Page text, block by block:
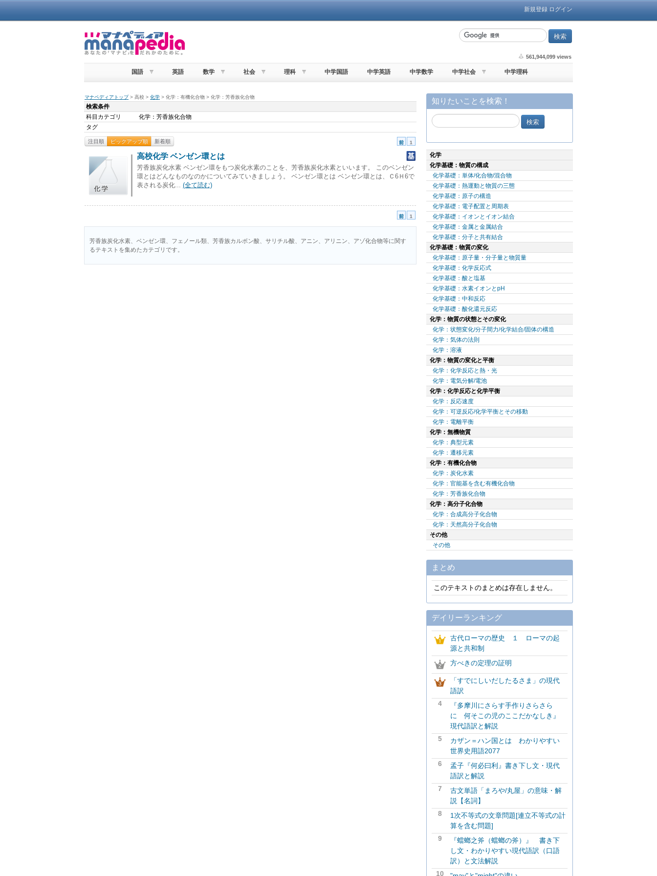
新規登録 ログイン
561,944,099 views
国語 英語 数学 社会 理科 中学国語 中学英語 中学数学 中学社会 中学理科
マナペディアトップ> 高校 > 化学 > 化学：有機化合物 > 化学：芳香族化合物
検索条件
科目カテゴリ
化学：芳香族化合物
タグ
注目順 ピックアップ順 新着順 前 1
高校化学 ベンゼン環とは
芳香族炭化水素 ベンゼン環をもつ炭化水素のことを、芳香族炭化水素といいます。 このベンゼン
環とはどんなものなのかについてみていきましょう。 ベンゼン環とは ベンゼン環とは、Ｃ6Ｈ6で
表される炭化... (全て読む)
前 1
芳香族炭化水素、ベンゼン環、フェノール類、芳香族カルボン酸、サリチル酸、アニン、アリニン、アゾ化合物等に関す
るテキストを集めたカテゴリです。
知りたいことを検索！
化学
化学基礎：物質の構成
化学基礎：単体/化合物/混合物
化学基礎：熱運動と物質の三態
化学基礎：原子の構造
化学基礎：電子配置と周期表
化学基礎：イオンとイオン結合
化学基礎：金属と金属結合
化学基礎：分子と共有結合
化学基礎：物質の変化
化学基礎：原子量・分子量と物質量
化学基礎：化学反応式
化学基礎：酸と塩基
化学基礎：水素イオンとpH
化学基礎：中和反応
化学基礎：酸化還元反応
化学：物質の状態とその変化
化学：状態変化/分子間力/化学結合/固体の構造
化学：気体の法則
化学：溶液
化学：物質の変化と平衡
化学：化学反応と熱・光
化学：電気分解/電池
化学：化学反応と化学平衡
化学：反応速度
化学：可逆反応/化学平衡とその移動
化学：電離平衡
化学：無機物質
化学：典型元素
化学：遷移元素
化学：有機化合物
化学：炭化水素
化学：官能基を含む有機化合物
化学：芳香族化合物
化学：高分子化合物
化学：合成高分子化合物
化学：天然高分子化合物
その他
その他
まとめ
このテキストのまとめは存在しません。
デイリーランキング
古代ローマの歴史 １ ローマの起
源と共和制
方べきの定理の証明
「すでにしいだしたるさま」の現代
語訳
4
『多摩川にさらす手作りさらさら
に 何そこの児のここだかなしき』
現代語訳と解説
5
カザン＝ハン国とは わかりやすい
世界史用語2077
6
孟子『何必曰利』書き下し文・現代
語訳と解説
7
古文単語「まろや/丸屋」の意味・解
説【名詞】
8
1次不等式の文章問題[連立不等式の計
算を含む問題]
9
『蟷螂之斧（蟷螂の斧）』 書き下
し文・わかりやすい現代語訳（口語
訳）と文法解説
10